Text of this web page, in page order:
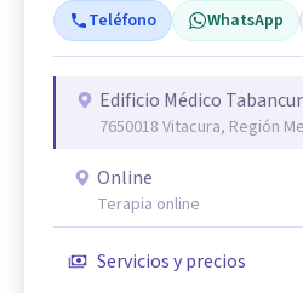
Teléfono WhatsApp
Edificio Médico
7650018 Vitacura, Región
Online
Terapia online
Servicios y precios